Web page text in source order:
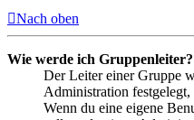
Nach oben
Wie werde ich Gruppenleiter?
Der Leiter einer Gruppe
Administration
Wenn du eine eigene